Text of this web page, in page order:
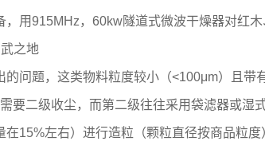
915MHz，60kw隧道式微波干燥器对红木
之地
题，这类物料粒度较小（<100μm）且带
要二级收尘，而第二级往往采用袋滤器或湿
15%左右）进行造粒（颗粒直径按商品粒